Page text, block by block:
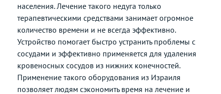
населения. Лечение такого недуга только
терапевтическими средствами занимает огромное
количество времени и не всегда эффективно.
Устройство помогает быстро устранить проблемы с
сосудами и эффективно применяется для удаления
кровеносных сосудов из нижних конечностей.
Применение такого оборудования из Израиля
позволяет людям сэкономить время на лечение и